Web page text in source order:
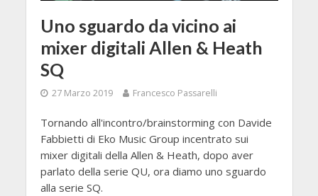
Uno sguardo da vicino ai
mixer digitali Allen & Heath
SQ
27 Marzo 2019 Francesco Passarelli
Tornando all'incontro/brainstorming con Davide
Fabbietti di Eko Music Group incentrato sui
mixer digitali della Allen & Heath, dopo aver
parlato della serie QU, ora diamo uno sguardo
alla serie SQ.